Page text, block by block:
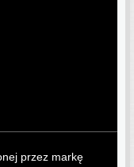
przez markę